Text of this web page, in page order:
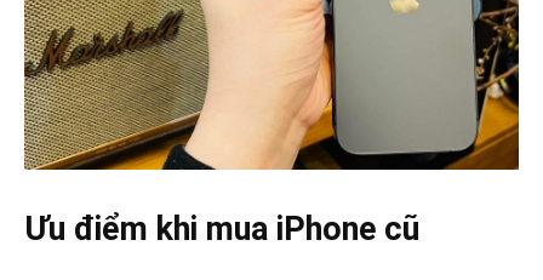
Ưu điểm khi mua iPhone cũ